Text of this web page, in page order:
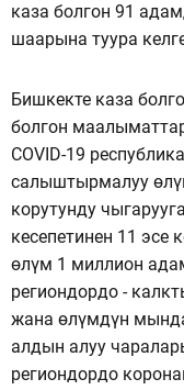
каза болгон 91
шаарына туура
Бишкекте каза
болгон
COVID-19
салыштырмалуу
корутунду
кесепетинен 11
өлүм 1 миллион
региондордо -
жана өлүмдүн
алдын алуу
региондордо